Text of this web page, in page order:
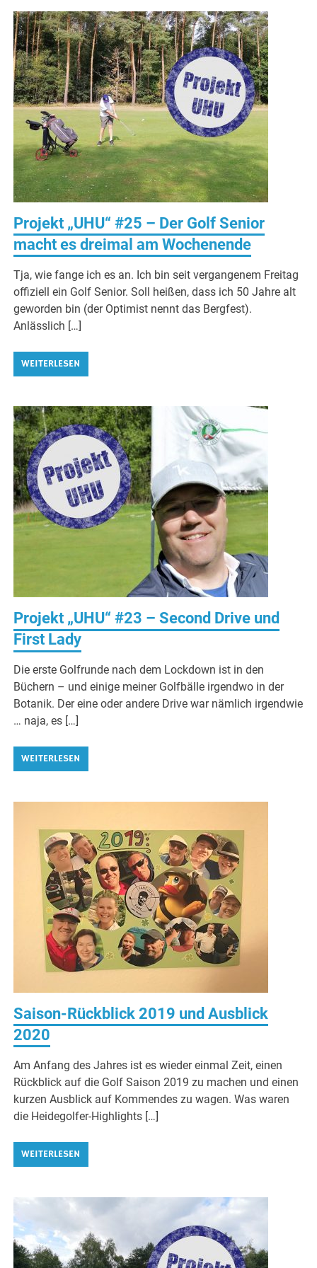
Projekt „UHU“ #25 – Der Golf Senior
macht es dreimal am Wochenende
Tja, wie fange ich es an. Ich bin seit vergangenem Freitag
offiziell ein Golf Senior. Soll heißen, dass ich 50 Jahre alt
geworden bin (der Optimist nennt das Bergfest).
Anlässlich […]
WEITERLESEN
Projekt „UHU“ #23 – Second Drive und
First Lady
Die erste Golfrunde nach dem Lockdown ist in den
Büchern – und einige meiner Golfbälle irgendwo in der
Botanik. Der eine oder andere Drive war nämlich irgendwie
… naja, es […]
WEITERLESEN
Saison-Rückblick 2019 und Ausblick
2020
Am Anfang des Jahres ist es wieder einmal Zeit, einen
Rückblick auf die Golf Saison 2019 zu machen und einen
kurzen Ausblick auf Kommendes zu wagen. Was waren
die Heidegolfer-Highlights […]
WEITERLESEN